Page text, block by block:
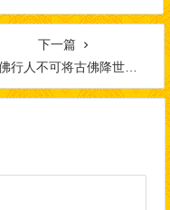
下一篇
不可将古佛降世与贤劫千佛按次第成佛混为一谈